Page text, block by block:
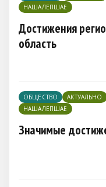
НАШАЛЕПШАЕ
Достижения
область
ОБЩЕСТВО АКТУАЛЬНО
НАШАЛЕПШАЕ
Значимые